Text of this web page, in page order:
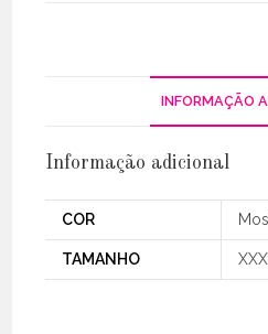
INFORMAÇÃO
Informação adicional
COR
TAMANHO